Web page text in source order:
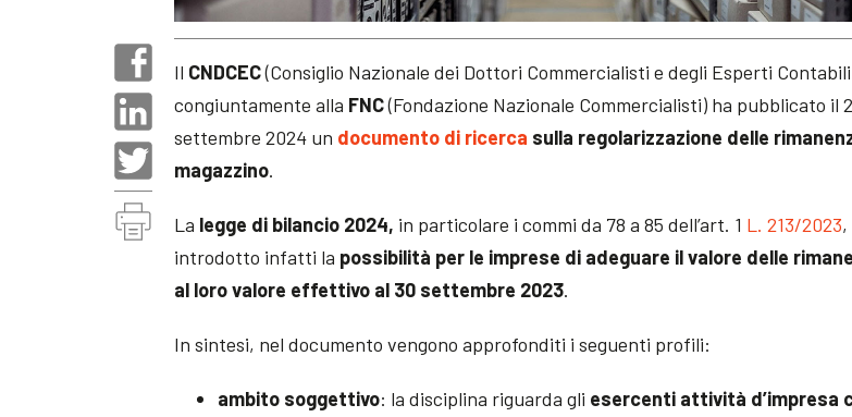
Il CNDCEC(Consiglio Nazionale dei Dottori Commercialisti e degli Esperti
congiuntamente alla FNC(Fondazione Nazionale Commercialisti) ha pubblicato il
settembre 2024 un documento di ricerca sulla regolarizzazione delle
magazzino.
La legge di bilancio 2024, in particolare i commi da 78 a 85 dell’art. 1 L. 213/2023,
introdotto infatti la possibilità per le imprese di adeguare il valore delle
al loro valore effettivo al 30 settembre 2023.
In sintesi, nel documento vengono approfonditi i seguenti profili:
ambito soggettivo: la disciplina riguarda gli esercenti attività d’impresa